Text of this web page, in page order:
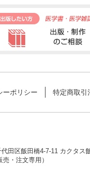
ーポリシー 特定商取引
田区飯田橋4-7-11 カクタス
・注文専用）